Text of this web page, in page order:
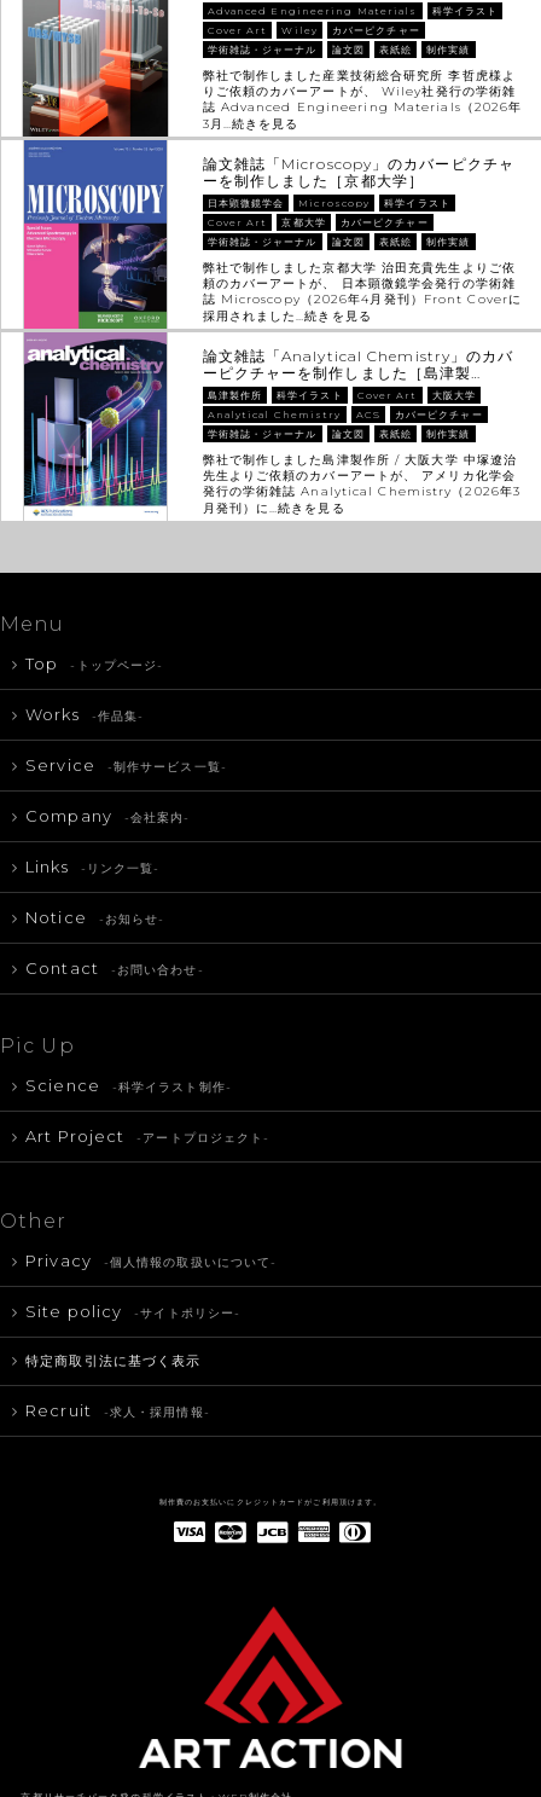
Advanced Engineering Materials
科学イラスト
Cover Art
Wiley
カバーピクチャー
学術雑誌・ジャーナル
論文図 表紙絵 制作実績
弊社で制作しました産業技術総合研究所 李哲虎様よ
りご依頼のカバーアートが、 Wiley社発行の学術雑
誌 Advanced Engineering Materials（2026年
3月…続きを見る
論文雑誌「Microscopy」のカバーピクチャ
ーを制作しました［京都大学］
日本顕微鏡学会 Microscopy
科学イラスト
Cover Art
京都大学
カバーピクチャー
学術雑誌・ジャーナル
論文図 表紙絵 制作実績
弊社で制作しました京都大学 治田充貴先生よりご依
頼のカバーアートが、 日本顕微鏡学会発行の学術雑
誌 Microscopy（2026年4月発刊）Front Coverに
採用されました…続きを見る
論文雑誌「Analytical Chemistry」のカバ
ーピクチャーを制作しました［島津製…
島津製作所 科学イラスト Cover Art
大阪大学
Analytical Chemistry
ACS
カバーピクチャー
学術雑誌・ジャーナル
論文図 表紙絵 制作実績
弊社で制作しました島津製作所 / 大阪大学 中塚遼治
先生よりご依頼のカバーアートが、 アメリカ化学会
発行の学術雑誌 Analytical Chemistry（2026年3
月発刊）に…続きを見る
Menu
Top -トップページ-
Works -作品集-
Service -制作サービス一覧-
Company -会社案内-
Links -リンク一覧-
Notice -お知らせ-
Contact -お問い合わせ-
Pic Up
Science -科学イラスト制作-
Art Project -アートプロジェクト-
Other
Privacy -個人情報の取扱いについて-
Site policy -サイトポリシー-
特定商取引法に基づく表示
Recruit -求人・採用情報-
制作費のお支払いにクレジットカードがご利用頂けます。